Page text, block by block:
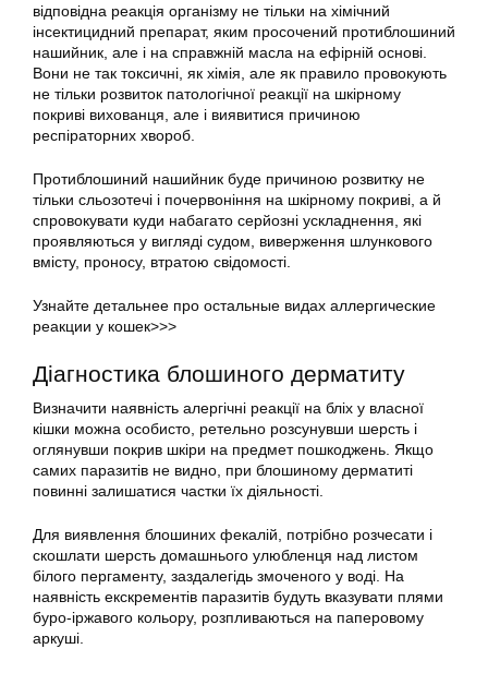
відповідна реакція організму не тільки на хімічний
інсектицидний препарат, яким просочений протиблошиний
нашийник, але і на справжній масла на ефірній основі.
Вони не так токсичні, як хімія, але як правило провокують
не тільки розвиток патологічної реакції на шкірному
покриві вихованця, але і виявитися причиною
респіраторних хвороб.
Протиблошиний нашийник буде причиною розвитку не
тільки сльозотечі і почервоніння на шкірному покриві, а й
спровокувати куди набагато серйозні ускладнення, які
проявляються у вигляді судом, виверження шлункового
вмісту, проносу, втратою свідомості.
Узнайте детальнее про остальные видах аллергические
реакции у кошек>>>
Діагностика блошиного дерматиту
Визначити наявність алергічні реакції на бліх у власної
кішки можна особисто, ретельно розсунувши шерсть і
оглянувши покрив шкіри на предмет пошкоджень. Якщо
самих паразитів не видно, при блошиному дерматиті
повинні залишатися частки їх діяльності.
Для виявлення блошиних фекалій, потрібно розчесати і
скошлати шерсть домашнього улюбленця над листом
білого пергаменту, заздалегідь змоченого у воді. На
наявність екскрементів паразитів будуть вказувати плями
буро-іржавого кольору, розпливаються на паперовому
аркуші.